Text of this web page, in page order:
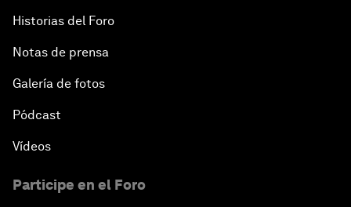
Historias del Foro
Notas de prensa
Galería de fotos
Pódcast
Vídeos
Participe en el Foro